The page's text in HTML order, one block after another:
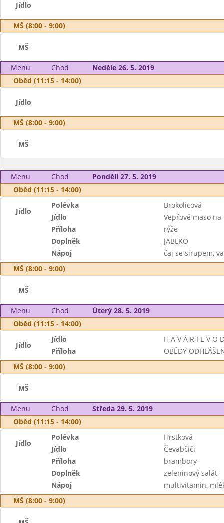
Jídlo
MŠ (8:00 - 9:00)
MŠ
Menu Chod
Neděle 26. 5. 2019
Oběd (11:15 - 14:00)
Jídlo
MŠ (8:00 - 9:00)
MŠ
Menu Chod
Pondělí 27. 5. 2019
Oběd (11:15 - 14:00)
Jídlo
Polévka
Brokolicová
Jídlo
Vepřové maso
Příloha
rýže
Doplněk
JABLKO
Nápoj
čaj se sirupem,
MŠ (8:00 - 9:00)
MŠ
Menu Chod
Úterý 28. 5. 2019
Oběd (11:15 - 14:00)
Jídlo
Jídlo
H A V Á R I E V O
Příloha
OBĚDY
MŠ (8:00 - 9:00)
MŠ
Menu Chod
Středa 29. 5. 2019
Oběd (11:15 - 14:00)
Jídlo
Polévka
Hrstková
Jídlo
Čevabčiči
Příloha
brambory
Doplněk
zeleninový salát
Nápoj
multivitamin,
MŠ (8:00 - 9:00)